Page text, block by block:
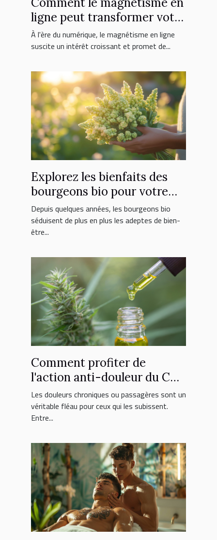
ligne peut transformer votre
vie
À l'ère du numérique, le magnétisme en ligne
suscite un intérêt croissant et promet de...
Explorez les bienfaits des
bourgeons bio pour votre
bien-être quotidien
Depuis quelques années, les bourgeons bio
séduisent de plus en plus les adeptes de bien-
être...
Comment profiter de
l'action anti-douleur du CBD
?
Les douleurs chroniques ou passagères sont un
véritable fléau pour ceux qui les subissent.
Entre...